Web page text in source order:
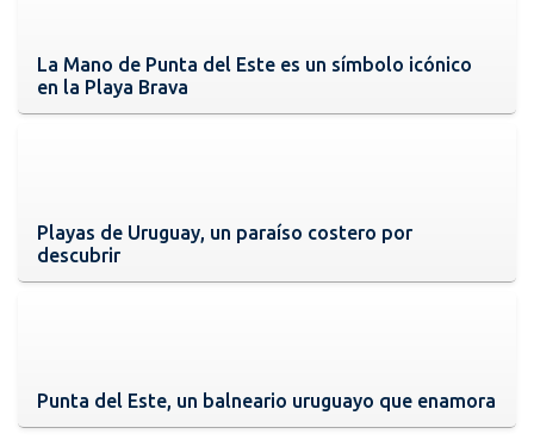
La Mano de Punta del Este es un símbolo icónico
en la Playa Brava
Playas de Uruguay, un paraíso costero por
descubrir
Punta del Este, un balneario uruguayo que enamora